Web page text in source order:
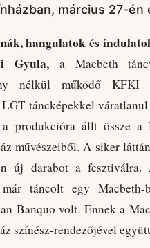
március 27-én
hangulatok és
Gyula,a Macbeth
nélkül működő KFKI
táncképekkel
produkcióra állt össze a
művészeiből. A siker
új darabot a
már táncolt egy
Banquo volt. Ennek a
színész-rendezőjével